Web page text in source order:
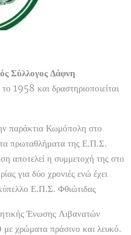
Σύλλογος Δάφνη
1958 και δραστηριοποιείται
παράκτια Κωμόπολη στο
πρωταθλήματα της Ε.Π.Σ.
αποτελεί η συμμετοχή της στο
για δύο χρονιές ενώ έχει
Ε.Π.Σ. Φθιώτιδας
Ένωσης Λιβανατών
χρώματα πράσινο και λευκό.